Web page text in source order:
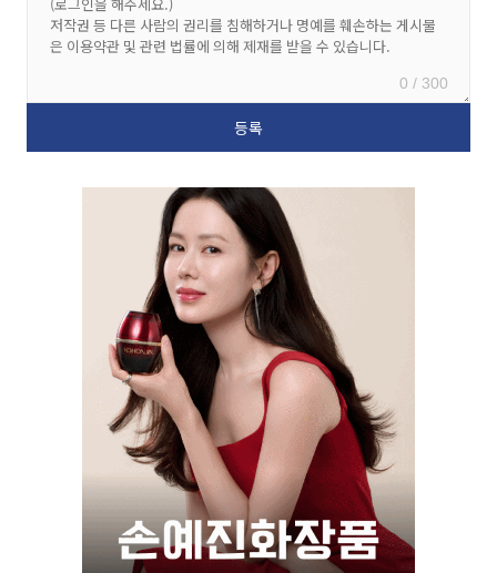
0 / 300